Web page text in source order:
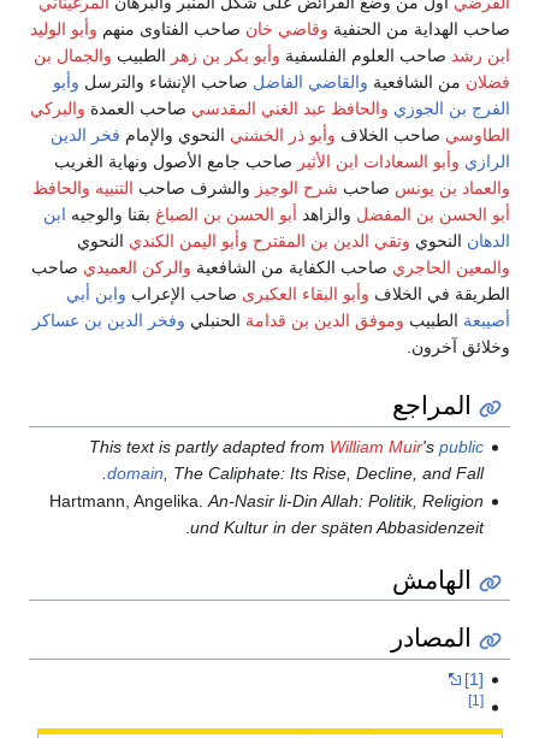
صاحب الهداية من الحنفية وقاضي خان صاحب الفتاوى منهم وأبو الوليد
ابن رشد صاحب العلوم الفلسفية وأبو بكر بن زهر الطبيب والجمال بن
فضلان من الشافعية والقاضي الفاضل صاحب الإنشاء والترسل وأبو
الفرج بن الجوزي والحافظ عبد الغني المقدسي صاحب العمدة والبركي
الطاوسي صاحب الخلاف وأبو ذر الخشني النحوي والإمام فخر الدين
الرازي وأبو السعادات ابن الأثير صاحب جامع الأصول ونهاية الغريب
والعماد بن يونس صاحب شرح الوجيز والشرف صاحب التنبيه والحافظ
أبو الحسن بن المفضل والزاهد أبو الحسن بن الصباغ بقنا والوجيه ابن
الدهان النحوي وتقي الدين بن المقترح وأبو اليمن الكندي النحوي
والمعين الحاجري صاحب الكفاية من الشافعية والركن العميدي صاحب
الطريقة في الخلاف وأبو البقاء العكبرى صاحب الإعراب وابن أبي
أصيبعة الطبيب وموفق الدين بن قدامة الحنبلي وفخر الدين بن عساكر
وخلائق آخرون.
المراجع
This text is partly adapted from William Muir's public
domain , The Caliphate: Its Rise, Decline, and Fall.
Hartmann, Angelika.An-Nasir li-Din Allah: Politik, Religion
und Kultur in der späten Abbasidenzeit
.
الهامش
المصادر
[1]
[1]